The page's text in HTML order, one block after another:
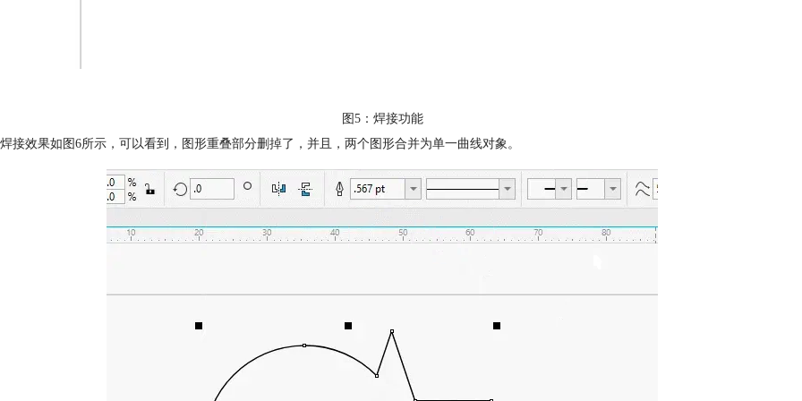
图5：焊接功能
接效果如图6所示，可以看到，图形重叠部分删掉了，并且，两个图形合并为单一曲线对象。